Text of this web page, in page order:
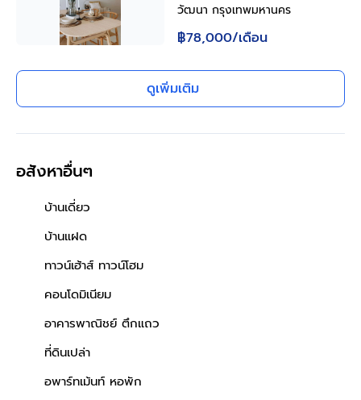
วัฒนา กรุงเทพมหานคร
฿78,000/เดือน
ดูเพิ่มเติม
อสังหาอื่นๆ
บ้านเดี่ยว
บ้านแฝด
ทาวน์เฮ้าส์ ทาวน์โฮม
คอนโดมิเนียม
อาคารพาณิชย์ ตึกแถว
ที่ดินเปล่า
อพาร์ทเม้นท์ หอพัก